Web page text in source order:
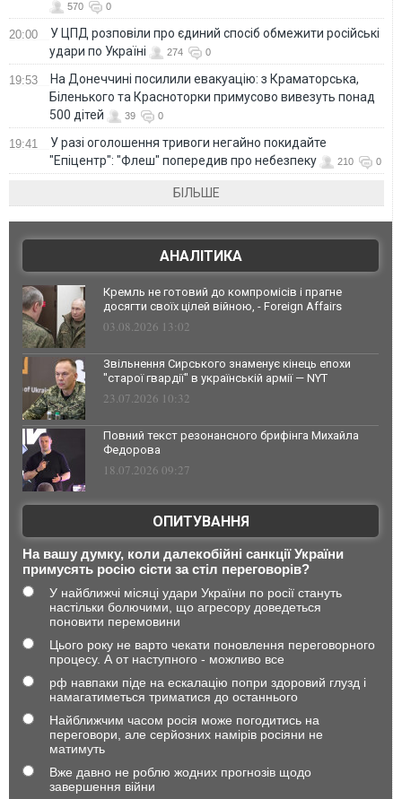
570 0
20:00
У ЦПД розповіли про єдиний спосіб обмежити російські
удари по Україні
274 0
19:53
На Донеччині посилили евакуацію: з Краматорська,
Біленького та Красноторки примусово вивезуть понад
500 дітей
39 0
19:41
У разі оголошення тривоги негайно покидайте
"Епіцентр": "Флеш" попередив про небезпеку
210 0
БІЛЬШЕ
АНАЛІТИКА
Кремль не готовий до компромісів і прагне
досягти своїх цілей війною, - Foreign Affairs
03.08.2026 13:02
Звільнення Сирського знаменує кінець епохи
"старої гвардії" в українській армії — NYT
23.07.2026 10:32
Повний текст резонансного брифінга Михайла
Федорова
18.07.2026 09:27
ОПИТУВАННЯ
На вашу думку, коли далекобійні санкції України
примусять росію сісти за стіл переговорів?
У найближчі місяці удари України по росії стануть
настільки болючими, що агресору доведеться
поновити перемовини
Цього року не варто чекати поновлення переговорного
процесу. А от наступного - можливо все
рф навпаки піде на ескалацію попри здоровий глузд і
намагатиметься триматися до останнього
Найближчим часом росія може погодитись на
переговори, але серйозних намірів росіяни не
матимуть
Вже давно не роблю жодних прогнозів щодо
завершення війни